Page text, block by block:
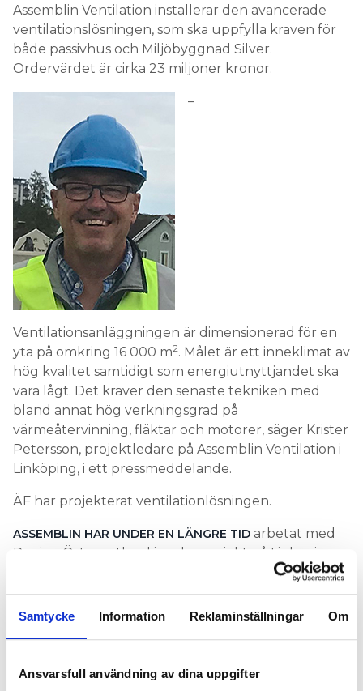
Samtycke Information Reklaminställningar Om
Ansvarsfull användning av dina uppgifter
Assemblin Ventilation installerar den avancerade
ventilationslösningen, som ska uppfylla kraven för
både passivhus och Miljöbyggnad Silver.
Ordervärdet är cirka 23 miljoner kronor.
–
Ventilationsanläggningen är dimensionerad för en
yta på omkring 16 000 m2. Målet är ett inneklimat av
hög kvalitet samtidigt som energiutnyttjandet ska
vara lågt. Det kräver den senaste tekniken med
bland annat hög verkningsgrad på
värmeåtervinning, fläktar och motorer, säger Krister
Petersson, projektledare på Assemblin Ventilation i
Linköping, i ett pressmeddelande.
ÄF har projekterat ventilationlösningen.
ASSEMBLIN HAR UNDER EN LÄNGRE TID arbetat med
Region Östergötland i andra projekt på Linköpings
Universitetssjukhus och har tillsammans med andra
entreprenörer ett ramavtal med regionen.
LÄS MER:Så funkar huset utan rör och sladd
inför detta uppdrag vann entreprenadgruppen